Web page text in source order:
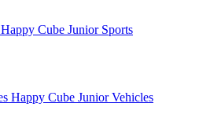
Happy Cube Junior Sports
Happy Cube Junior Vehicles